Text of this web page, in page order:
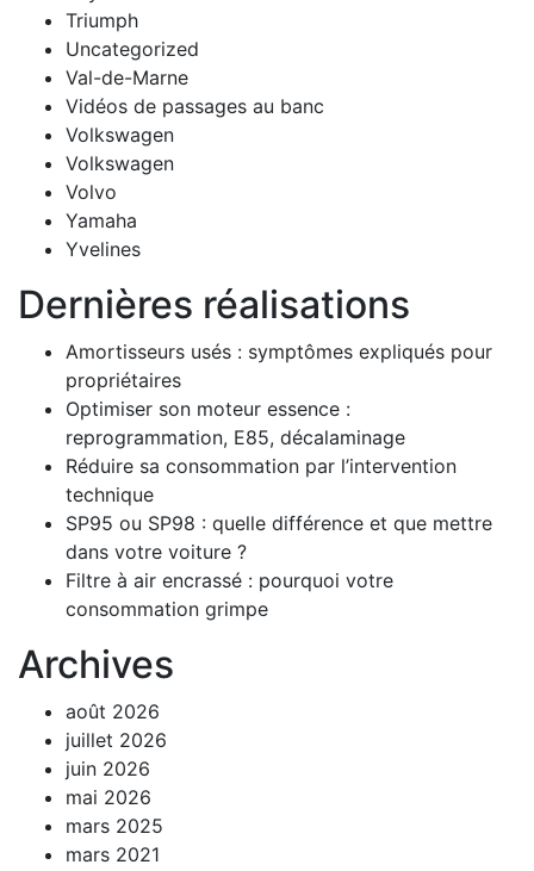
Triumph
Uncategorized
Val-de-Marne
Vidéos de passages au banc
Volkswagen
Volkswagen
Volvo
Yamaha
Yvelines
Dernières réalisations
Amortisseurs usés : symptômes expliqués pour
propriétaires
Optimiser son moteur essence :
reprogrammation, E85, décalaminage
Réduire sa consommation par l’intervention
technique
SP95 ou SP98 : quelle différence et que mettre
dans votre voiture ?
Filtre à air encrassé : pourquoi votre
consommation grimpe
Archives
août 2026
juillet 2026
juin 2026
mai 2026
mars 2025
mars 2021